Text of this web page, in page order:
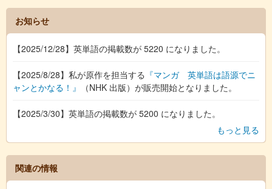
お知らせ
【2025/12/28】英単語の掲載数が 5220 になりました。
【2025/8/28】私が原作を担当する 『マンガ 英単語は語源でニ
ャンとかなる！』
（NHK 出版）が販売開始となりました。
【2025/3/30】英単語の掲載数が 5200 になりました。
もっと見る
関連の情報